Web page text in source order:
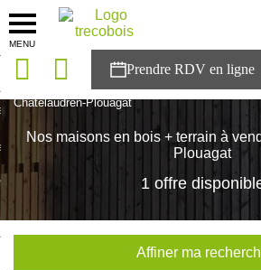
MENU
solutions
Trecobois
Châtelaudren-Plouagat
Nos maisons en bois + terrain à
Plouagat
1 offre
Affiner ma